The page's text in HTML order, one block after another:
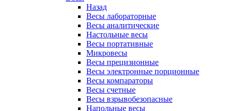
Назад
Весы лабораторные
Весы аналитические
Настольные весы
Весы портативные
Микровесы
Весы прецизионные
Весы электронные порционные
Весы компараторы
Весы счетные
Весы взрывобезопасные
Напольные весы